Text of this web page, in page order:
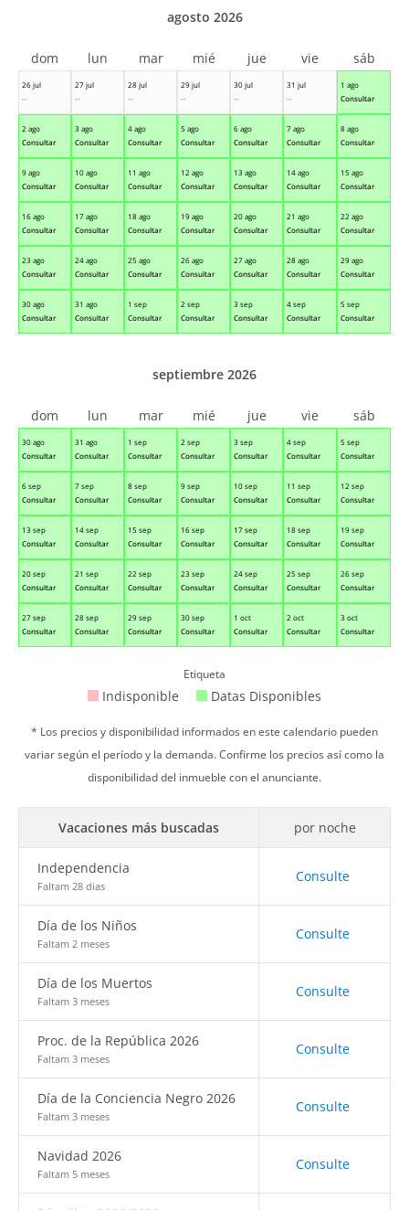
26 jul
--
27 jul
--
28 jul
--
29 jul
--
30 jul
--
31 jul
--
1 ago
Consultar
2 ago
Consultar
3 ago
Consultar
4 ago
Consultar
5 ago
Consultar
6 ago
Consultar
7 ago
Consultar
8 ago
Consultar
9 ago
Consultar
10 ago
Consultar
11 ago
Consultar
12 ago
Consultar
13 ago
Consultar
14 ago
Consultar
15 ago
Consultar
16 ago
Consultar
17 ago
Consultar
18 ago
Consultar
19 ago
Consultar
20 ago
Consultar
21 ago
Consultar
22 ago
Consultar
23 ago
Consultar
24 ago
Consultar
25 ago
Consultar
26 ago
Consultar
27 ago
Consultar
28 ago
Consultar
29 ago
Consultar
30 ago
Consultar
31 ago
Consultar
1 sep
Consultar
2 sep
Consultar
3 sep
Consultar
4 sep
Consultar
5 sep
Consultar
agosto 2026
dom lun mar mié jue vie sáb
30 ago
Consultar
31 ago
Consultar
1 sep
Consultar
2 sep
Consultar
3 sep
Consultar
4 sep
Consultar
5 sep
Consultar
6 sep
Consultar
7 sep
Consultar
8 sep
Consultar
9 sep
Consultar
10 sep
Consultar
11 sep
Consultar
12 sep
Consultar
13 sep
Consultar
14 sep
Consultar
15 sep
Consultar
16 sep
Consultar
17 sep
Consultar
18 sep
Consultar
19 sep
Consultar
20 sep
Consultar
21 sep
Consultar
22 sep
Consultar
23 sep
Consultar
24 sep
Consultar
25 sep
Consultar
26 sep
Consultar
27 sep
Consultar
28 sep
Consultar
29 sep
Consultar
30 sep
Consultar
1 oct
Consultar
2 oct
Consultar
3 oct
Consultar
septiembre 2026
dom lun mar mié jue vie sáb
Etiqueta
Indisponible Datas Disponibles
* Los precios y disponibilidad informados en este calendario pueden
variar según el período y la demanda. Confirme los precios así como la
disponibilidad del inmueble con el anunciante.
Vacaciones más buscadas por noche
Independencia
Faltam 28 dias
Consulte
Día de los Niños
Faltam 2 meses
Consulte
Día de los Muertos
Faltam 3 meses
Consulte
Proc. de la República 2026
Faltam 3 meses
Consulte
Día de la Conciencia Negro 2026
Faltam 3 meses
Consulte
Navidad 2026
Faltam 5 meses
Consulte